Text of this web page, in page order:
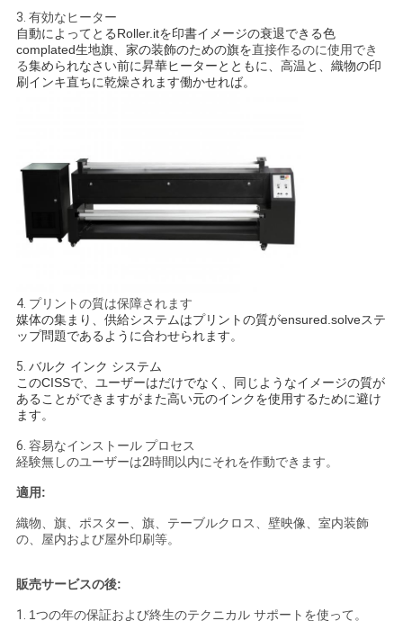
3. 有効なヒーター
自動によってとるRoller.itを印書イメージの衰退できる色
complated生地旗、家の装飾のための旗を直接作るのに使用でき
る集められなさい前に昇華ヒーターとともに、高温と、 織物の印
刷インキ直ちに乾燥されます働かせれば。
4. プリントの質は保障されます
媒体の集まり、供給システムはプリントの質がensured.solveステ
ップ問題であるように合わせられます。
5. バルク インク システム
このCISSで、ユーザーはだけでなく、同じようなイメージの質が
あることができますがまた高い元のインクを使用するために避け
ます。
6. 容易なインストール プロセス
経験無しのユーザーは2時間以内にそれを作動できます。
適用:
織物、旗、ポスター、旗、テーブルクロス、壁映像、室内装飾
の、屋内および屋外印刷等。
販売サービスの後:
1. 1つの年の保証および終生のテクニカル サポートを使って。